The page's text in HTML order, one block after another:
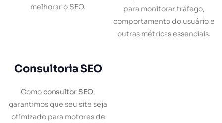
melhorar o SEO.
para monitorar tráfego,
comportamento do usuário e
outras métricas essenciais.
Consultoria SEO
Comoconsultor SEO,
garantimos que seu site seja
otimizado para motores de